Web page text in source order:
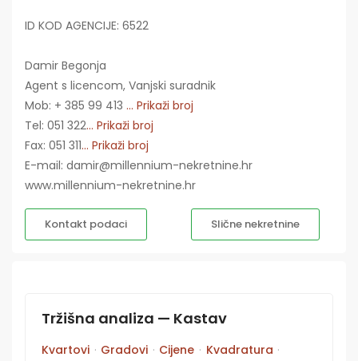
ID KOD AGENCIJE: 6522
Damir Begonja
Agent s licencom, Vanjski suradnik
Mob: + 385 99 413 ... Prikaži broj
Tel: 051 322... Prikaži broj
Fax: 051 311... Prikaži broj
E-mail: damir@millennium-nekretnine.hr
www.millennium-nekretnine.hr
Kontakt podaci Slične nekretnine
Tržišna analiza — Kastav
Kvartovi · Gradovi · Cijene · Kvadratura ·